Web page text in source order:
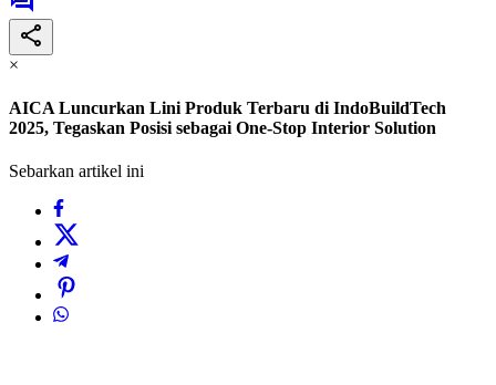
×
AICA Luncurkan Lini Produk Terbaru di IndoBuildTech
2025, Tegaskan Posisi sebagai One-Stop Interior Solution
Sebarkan artikel ini